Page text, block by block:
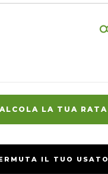
LA TUA RATA
IL TUO USATO